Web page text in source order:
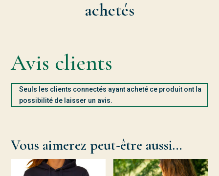
achetés
Avis clients
Seuls les clients connectés ayant acheté ce produit ont la
possibilité de laisser un avis.
Vous aimerez peut-être aussi…